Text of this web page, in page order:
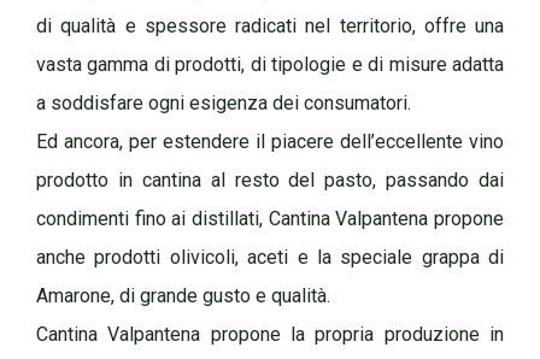
di qualità e spessore radicati nel territorio, offre una
vasta gamma di prodotti, di tipologie e di misure adatta
a soddisfare ogni esigenza dei consumatori.
Ed ancora, per estendere il piacere dell’eccellente vino
prodotto in cantina al resto del pasto, passando dai
condimenti fino ai distillati, Cantina Valpantena propone
anche prodotti olivicoli, aceti e la speciale grappa di
Amarone, di grande gusto e qualità.
Cantina Valpantena propone la propria produzione in